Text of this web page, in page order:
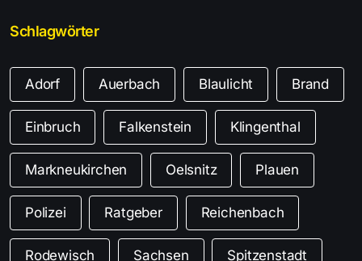
Schlagwörter
Adorf Auerbach Blaulicht Brand
Einbruch Falkenstein Klingenthal
Markneukirchen Oelsnitz Plauen
Polizei Ratgeber Reichenbach
Rodewisch Sachsen Spitzenstadt